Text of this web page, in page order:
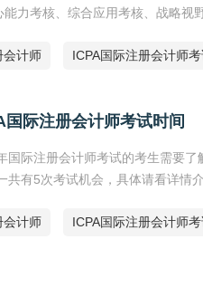
力考核、综合应用考核、战略视
会计师 ICPA国际注册会计师
国际注册会计师考试时间
国际注册会计师考试的考生需要
共有5次考试机会，具体请看详情介
会计师 ICPA国际注册会计师